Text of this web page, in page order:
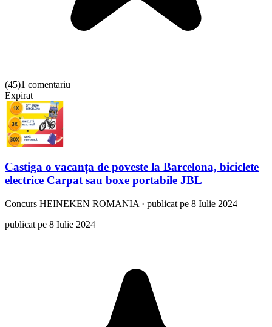
(45)1 comentariu
Expirat
Castiga o vacanța de poveste la Barcelona, biciclete
electrice Carpat sau boxe portabile JBL
Concurs HEINEKEN ROMANIA · publicat pe 8 Iulie 2024
publicat pe 8 Iulie 2024